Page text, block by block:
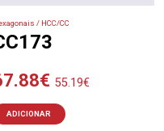
/ HCC/CC
€ 55.19€
ADICIONAR